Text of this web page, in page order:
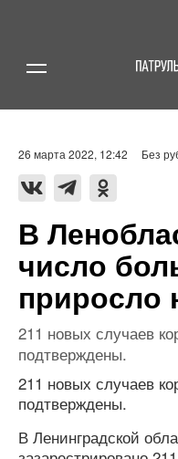
26 марта 2022, 12:42 Без
В
число
приросло
211 новых случаев
подтверждены.
211 новых случаев
подтверждены.
В Ленинградской